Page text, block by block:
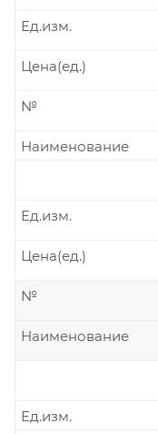
Ед.изм.
Цена(ед.)
№
Наименование
Ед.изм.
Цена(ед.)
№
Наименование
Ед.изм.